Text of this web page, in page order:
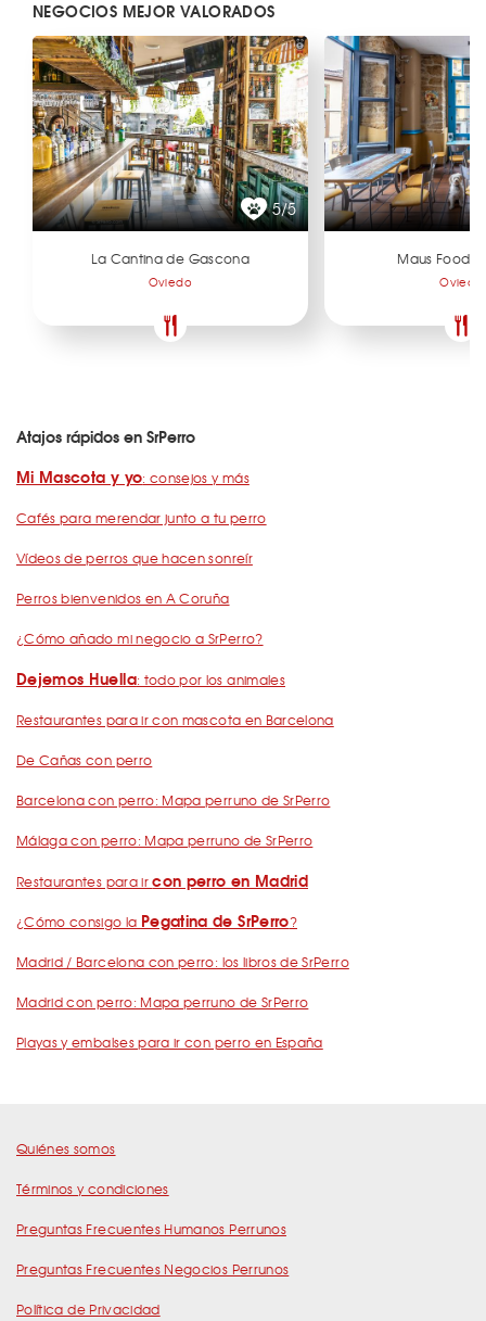
NEGOCIOS MEJOR VALORADOS
5/5
La Cantina de Gascona
Oviedo
Maus Food &
Oviedo
Atajos rápidos en SrPerro
Mi Mascota y yo: consejos y más
Cafés para merendar junto a tu perro
Vídeos de perros que hacen sonreír
Perros bienvenidos en A Coruña
¿Cómo añado mi negocio a SrPerro?
Dejemos Huella: todo por los animales
Restaurantes para ir con mascota en Barcelona
De Cañas con perro
Barcelona con perro: Mapa perruno de SrPerro
Málaga con perro: Mapa perruno de SrPerro
Restaurantes para ircon perro en Madrid
¿Cómo consigo la Pegatina de SrPerro?
Madrid / Barcelona con perro: los libros de SrPerro
Madrid con perro: Mapa perruno de SrPerro
Playas y embalses para ir con perro en España
Quiénes somos
Términos y condiciones
Preguntas Frecuentes Humanos Perrunos
Preguntas Frecuentes Negocios Perrunos
Política de Privacidad